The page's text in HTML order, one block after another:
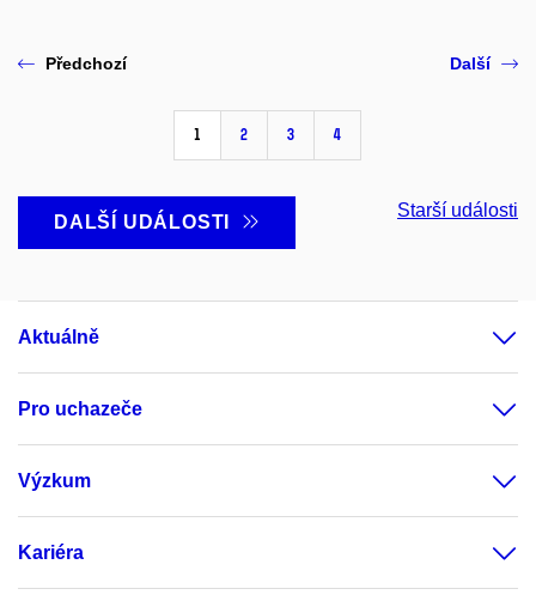
Předchozí
1 2 3 4
Další
DALŠÍ UDÁLOSTI
Starší události
Aktuálně
Pro uchazeče
Výzkum
Kariéra